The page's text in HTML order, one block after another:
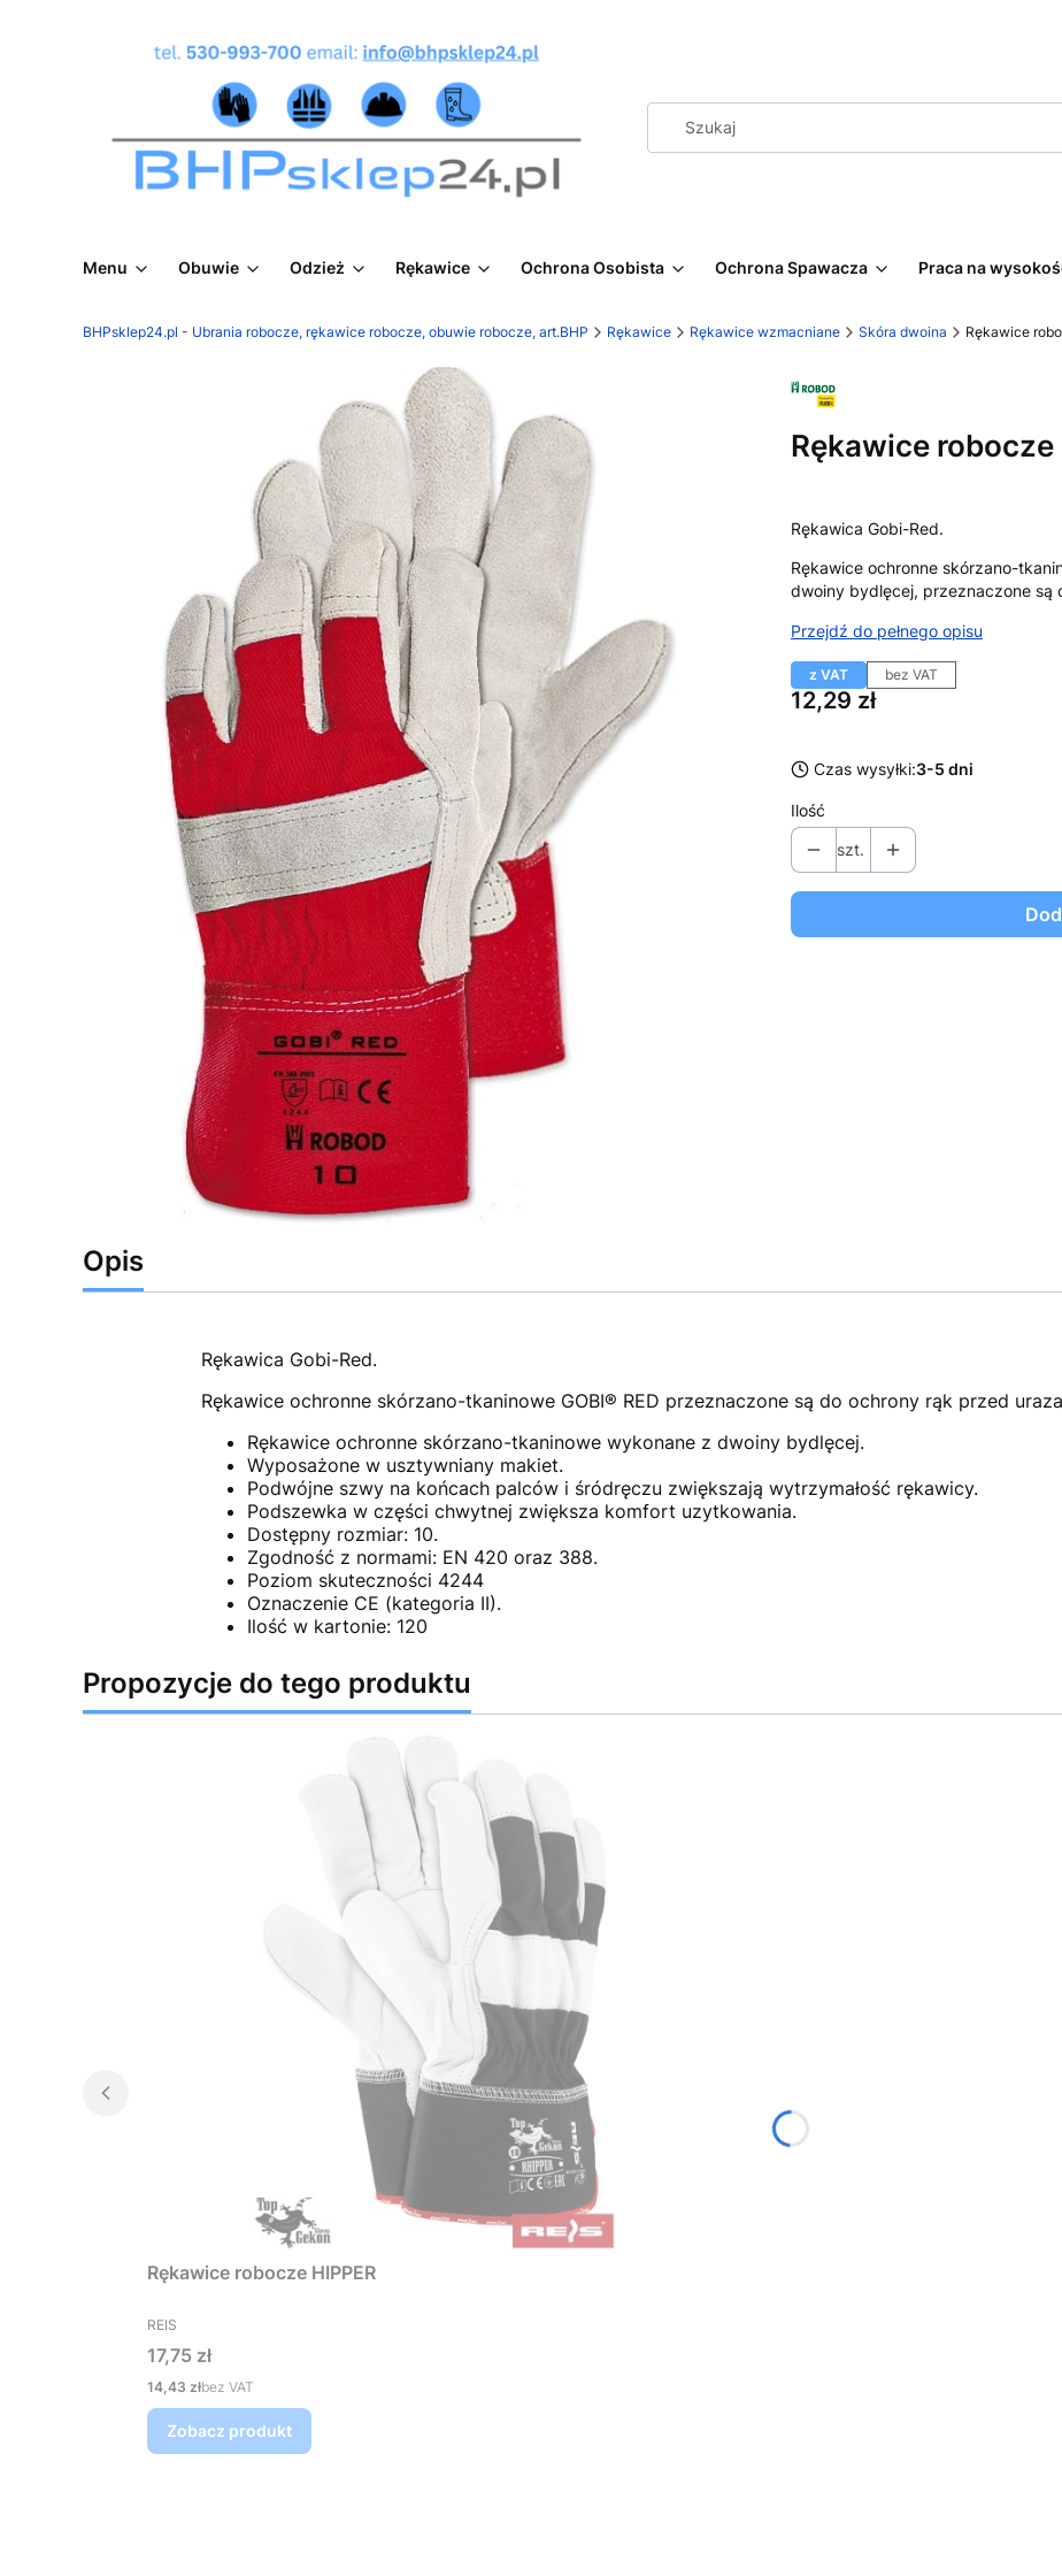
Menu Obuwie Odzież Rękawice Ochrona Osobista Ochrona Spawacza Praca na
BHPsklep24.pl - Ubrania robocze, rękawice robocze, obuwie robocze, art.BHP Rękawice Rękawice wzmacniane Skóra dwoina Rękawice
Rękawice robocze
Rękawica Gobi-Red.
Rękawice ochronne skórzano-
dwoiny bydlęcej, przeznaczone są
Przejdź do pełnego opisu
z VAT bez VAT
Cena
12,29 zł
Czas wysyłki:3-5 dni
Ilość
szt.
Opis
Rękawica Gobi-Red.
Rękawice ochronne skórzano-tkaninowe GOBI® RED przeznaczone są do ochrony rąk przed
Rękawice ochronne skórzano-tkaninowe wykonane z dwoiny bydlęcej.
Wyposażone w usztywniany makiet.
Podwójne szwy na końcach palców i śródręczu zwiększają wytrzymałość rękawicy.
Podszewka w części chwytnej zwiększa komfort uzytkowania.
Dostępny rozmiar: 10.
Zgodność z normami: EN 420 oraz 388.
Poziom skuteczności 4244
Oznaczenie CE (kategoria II).
Ilość w kartonie: 120
Propozycje do tego produktu
Rękawice robocze HIPPER
PRODUCENT
REIS
Cena
17,75 zł
Cena
14,43 złbez VAT
Zobacz produkt